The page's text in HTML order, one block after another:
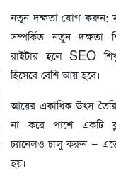
নতুন দক্ষতা যোগ করুন:
সম্পর্কিত নতুন দক্ষতা
রাইটার হলে SEO
হিসেবে বেশি আয় হবে।
আয়ের একাধিক উৎস তৈরি
না করে পাশে একটি
চ্যানেলও চালু করুন —
হয়।